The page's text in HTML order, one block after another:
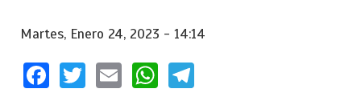
Martes, Enero 24, 2023 - 14:14
Facebook
TwitterEmailWhatsApp